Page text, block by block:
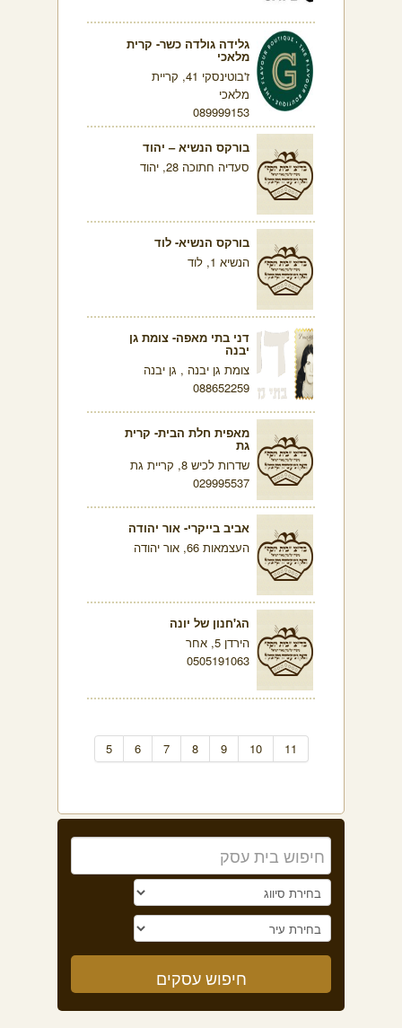
גלידה גולדה כשר- קרית
מלאכי
ז'בוטינסקי 41, קריית
מלאכי
089999153
בורקס הנשיא – יהוד
סעדיה חתוכה 28, יהוד
בורקס הנשיא- לוד
הנשיא 1, לוד
דני בתי מאפה- צומת גן
יבנה
צומת גן יבנה , גן יבנה
088652259
מאפית חלת הבית- קרית
גת
שדרות לכיש 8, קריית גת
029995537
אביב בייקרי- אור יהודה
העצמאות 66, אור יהודה
הג'חנון של יונה
הירדן 5, אחר
0505191063
5 6 7 8 9 10 11